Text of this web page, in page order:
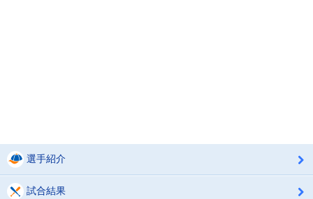
選手紹介
試合結果